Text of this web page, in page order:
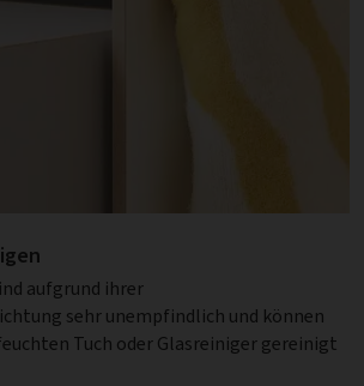
aufgrund ihrer
sehr unempfindlich und können
Tuch oder Glasreiniger gereinigt